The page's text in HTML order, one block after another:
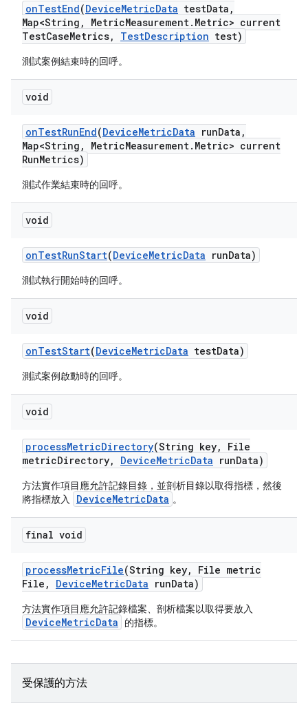
onTestEnd(DeviceMetricData testData ,
Map<String , MetricMeasurement. Metric> current
TestCaseMetrics, TestDescription test)
測試案例結束時的回呼。
void
onTestRunEnd(DeviceMetricData runData ,
Map<String , MetricMeasurement. Metric> current
RunMetrics)
測試作業結束時的回呼。
void
onTestRunStart(DeviceMetricData runData)
測試執行開始時的回呼。
void
onTestStart(DeviceMetricData testData)
測試案例啟動時的回呼。
void
processMetricDirectory(String key,
File
metricDirectory, DeviceMetricData runData)
方法實作項目應允許記錄目錄，並剖析目錄以取得指標，然後
將指標放入
DeviceMetricData 。
final void
processMetricFile(String key,
File metric
File , DeviceMetricData runData)
方法實作項目應允許記錄檔案、剖析檔案以取得要放入
DeviceMetricData 的指標。
受保護的方法